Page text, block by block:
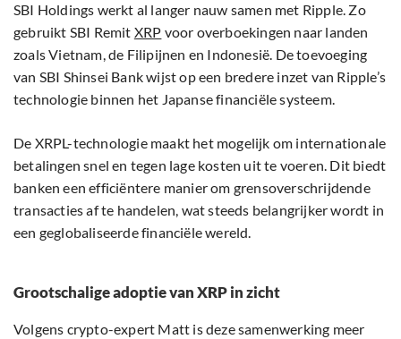
SBI Holdings werkt al langer nauw samen met Ripple. Zo
gebruikt SBI Remit XRP voor overboekingen naar landen
zoals Vietnam, de Filipijnen en Indonesië. De toevoeging
van SBI Shinsei Bank wijst op een bredere inzet van Ripple’s
technologie binnen het Japanse financiële systeem.
De XRPL-technologie maakt het mogelijk om internationale
betalingen snel en tegen lage kosten uit te voeren. Dit biedt
banken een efficiëntere manier om grensoverschrijdende
transacties af te handelen, wat steeds belangrijker wordt in
een geglobaliseerde financiële wereld.
Grootschalige adoptie van XRP in zicht
Volgens crypto-expert Matt is deze samenwerking meer